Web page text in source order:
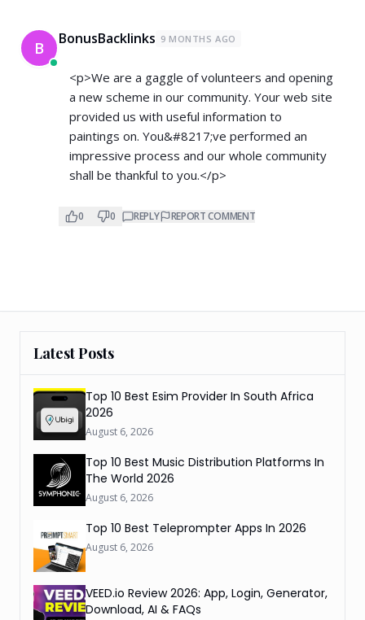
B BonusBacklinks 9 MONTHS AGO
<p>We are a gaggle of volunteers and opening
a new scheme in our community. Your web site
provided us with useful information to
paintings on. You&#8217;ve performed an
impressive process and our whole community
shall be thankful to you.</p>
0 0 REPLY REPORT COMMENT
Latest Posts
Top 10 Best Esim Provider In South Africa
2026
August 6, 2026
Top 10 Best Music Distribution Platforms In
The World 2026
August 6, 2026
Top 10 Best Teleprompter Apps In 2026
August 6, 2026
VEED.io Review 2026: App, Login, Generator,
Download, AI & FAQs